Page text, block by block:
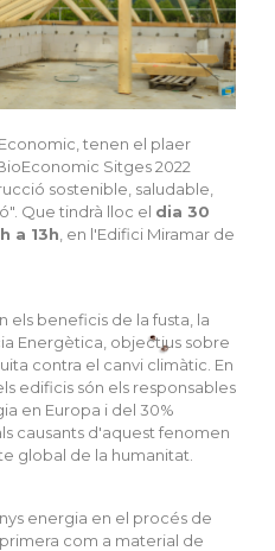
, tenen el plaer
Sitges 2022
sostenible, saludable,
Que tindrà lloc el dia 30
a 13h , en l'Edifici Miramar de
els beneficis de la fusta, la
Energètica, objectius sobre
contra el canvi climàtic. En
edificis són els responsables
en Europa i del 30%
causants d'aquest fenomen
global de la humanitat.
energia en el procés de
com a material de